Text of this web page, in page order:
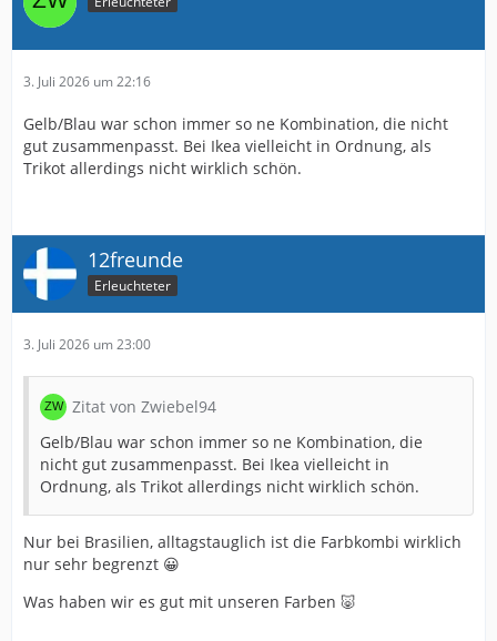
3. Juli 2026 um 22:16
Gelb/Blau war schon immer so ne Kombination, die nicht
gut zusammenpasst. Bei Ikea vielleicht in Ordnung, als
Trikot allerdings nicht wirklich schön.
12freunde
Erleuchteter
3. Juli 2026 um 23:00
Zitat von Zwiebel94
Gelb/Blau war schon immer so ne Kombination, die
nicht gut zusammenpasst. Bei Ikea vielleicht in
Ordnung, als Trikot allerdings nicht wirklich schön.
Nur bei Brasilien, alltagstauglich ist die Farbkombi wirklich
nur sehr begrenzt 😀
Was haben wir es gut mit unseren Farben 🐷